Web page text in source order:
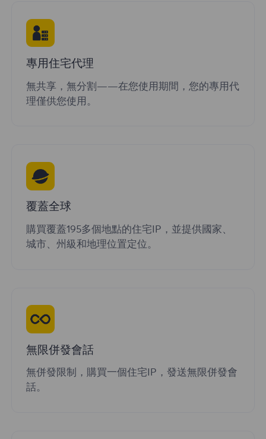
專用住宅代理
無共享，無分割——在您使用期間，您的專用代
理僅供您使用。
覆蓋全球
購買覆蓋195多個地點的住宅IP，並提供國家、
城市、州級和地理位置定位。
無限併發會話
無併發限制，購買一個住宅IP，發送無限併發會
話。